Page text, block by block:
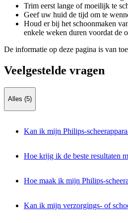
Trim eerst lange of moeilijk te
Geef uw huid de tijd om te
Houd er bij het schoonmaken
enkele weken duren voordat de
De informatie op deze pagina is van
Veelgestelde vragen
Alles (5)
Kan ik mijn Philips-
Hoe krijg ik de beste resultaten
Hoe maak ik mijn Philips-
Kan ik mijn verzorgings- of